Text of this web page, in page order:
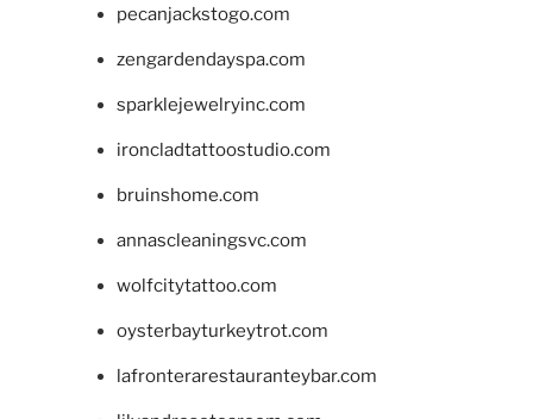
pecanjackstogo.com
zengardendayspa.com
sparklejewelryinc.com
ironcladtattoostudio.com
bruinshome.com
annascleaningsvc.com
wolfcitytattoo.com
oysterbayturkeytrot.com
lafronterarestauranteybar.com